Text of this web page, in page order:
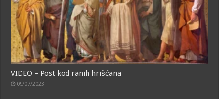
VIDEO – Post kod ranih hrišćana
09/07/2023